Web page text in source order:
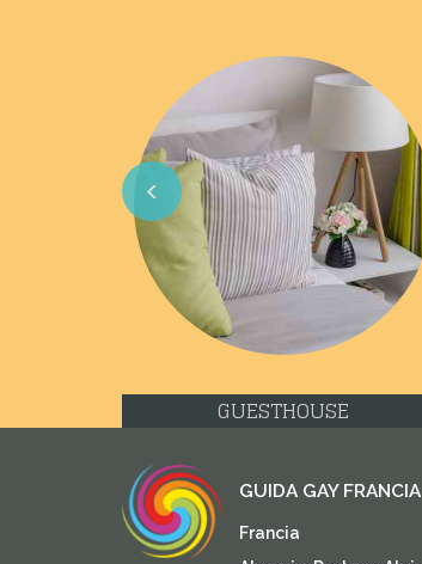
Previous
GUESTHOUSE
GUIDA GAY FRANCIA
Francia